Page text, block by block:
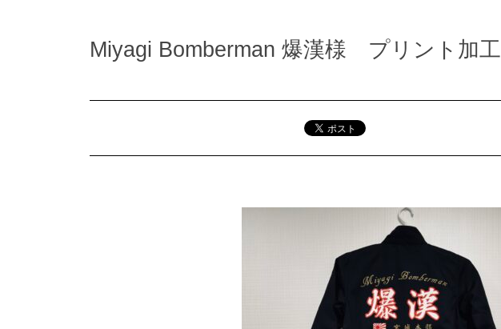
Miyagi Bomberman 爆漢様 プリント加工